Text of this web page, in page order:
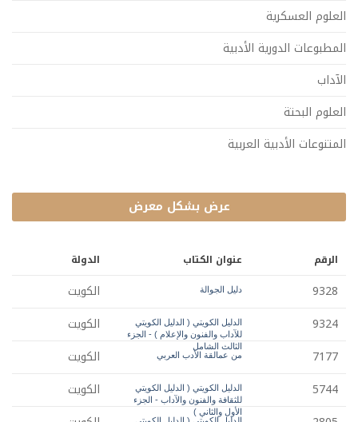
العلوم العسكرية
المطبوعات الدورية الأدبية
الآداب
العلوم البحتة
المتنوعات الأدبية العربية
عرض بشكل معرض
الرقم عنوان الكتاب الدولة
9328 دليل الجوالة
الكويت
9324
الدليل الكويتي ( الدليل الكويتي
للآداب والفنون والإعلام ) - الجزء
الثالث الشامل
الكويت
7177
من عمالقة الأدب العربي
الكويت
5744
الدليل الكويتي ( الدليل الكويتي
للثقافة والفنون والآداب - الجزء
الأول والثاني )
الكويت